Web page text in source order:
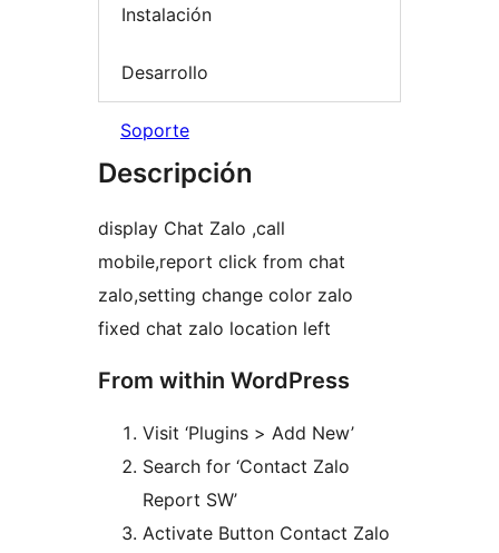
Instalación
Desarrollo
Soporte
Descripción
display Chat Zalo ,call
mobile,report click from chat
zalo,setting change color zalo
fixed chat zalo location left
From within WordPress
Visit ‘Plugins > Add New’
Search for ‘Contact Zalo
Report SW’
Activate Button Contact Zalo